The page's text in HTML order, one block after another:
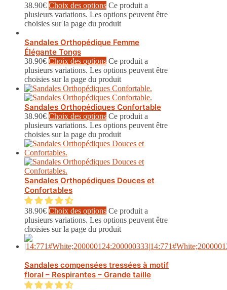
38.90€ Choix des options Ce produit a
plusieurs variations. Les options peuvent être
choisies sur la page du produit
Sandales Orthopédique Femme
Élégante Tongs
38.90€ Choix des options Ce produit a
plusieurs variations. Les options peuvent être
choisies sur la page du produit
Sandales Orthopédiques Confortable
38.90€ Choix des options Ce produit a
plusieurs variations. Les options peuvent être
choisies sur la page du produit
Sandales Orthopédiques Douces et
Confortables
38.90€ Choix des options Ce produit a
plusieurs variations. Les options peuvent être
choisies sur la page du produit
Sandales compensées tressées à motif
floral – Respirantes – Grande taille